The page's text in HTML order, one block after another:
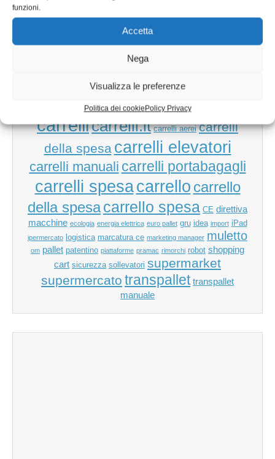
funzioni.
Accetta
Nega
Visualizza le preferenze
Politica dei cookiePolicy Privacy
Carrelli Manuali per Magazzino: La Soluzione
Indispensabile per una Movimentazione Sicura ed
anziani bagagli bancali batterie
carrellicarrelli.it carrelli aerei carrelli
della spesa carrelli elevatori
carrelli manuali carrelli portabagagli
carrelli spesacarrello carrello
della spesacarrello spesa CE direttiva
macchine ecologia energia elettrica euro pallet gru idea import iPad
ipermercato logistica marcatura ce marketing manager muletto
om pallet patentino piattaforme pramac rimorchi robot shopping
cart sicurezza sollevatori supermarket
supermercato transpallet transpallet
manuale